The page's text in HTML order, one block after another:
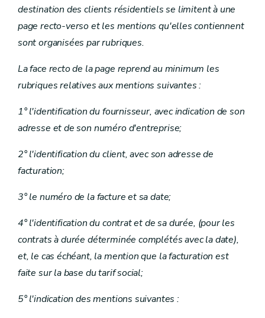
destination des clients résidentiels se limitent à une
page recto-verso et les mentions qu'elles contiennent
sont organisées par rubriques.
La face recto de la page reprend au minimum les
rubriques relatives aux mentions suivantes :
1° l'identification du fournisseur, avec indication de son
adresse et de son numéro d'entreprise;
2° l'identification du client, avec son adresse de
facturation;
3° le numéro de la facture et sa date;
4° l'identification du contrat et de sa durée, (pour les
contrats à durée déterminée complétés avec la date),
et, le cas échéant, la mention que la facturation est
faite sur la base du tarif social;
5° l'indication des mentions suivantes :